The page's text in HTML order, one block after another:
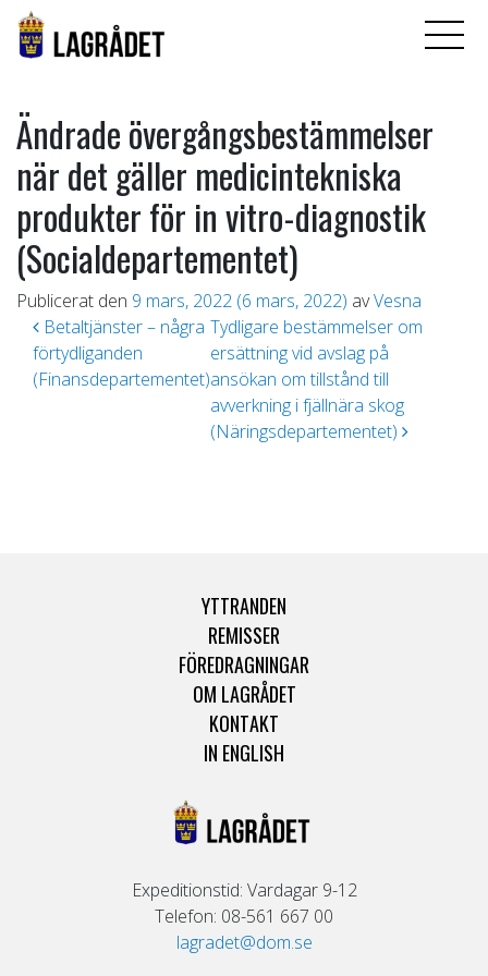
Ändrade övergångsbestämmelser
när det gäller medicintekniska
produkter för in vitro-diagnostik
(Socialdepartementet)
Publicerat den 9 mars, 2022 (6 mars, 2022) avVesna
Inläggsnavigering
Betaltjänster – några
förtydliganden
(Finansdepartementet)
Tydligare bestämmelser om
ersättning vid avslag på
ansökan om tillstånd till
avverkning i fjällnära skog
(Näringsdepartementet)
YTTRANDEN
REMISSER
FÖREDRAGNINGAR
OM LAGRÅDET
KONTAKT
IN ENGLISH
Expeditionstid: Vardagar 9-12
Telefon: 08-561 667 00
lagradet@dom.se